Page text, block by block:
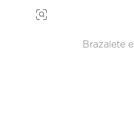
Brazalete